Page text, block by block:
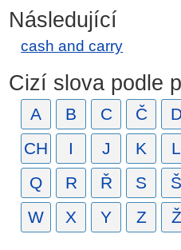
Následující
cash and carry
Cizí slova podle
A B C Č
CH
I J K L
Q
R Ř S Š
W
X Y Z Ž